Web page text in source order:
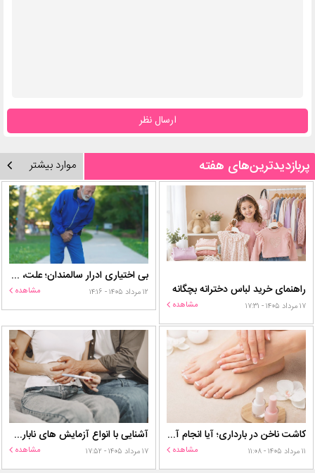
ارسال نظر
پربازدیدترین‌های هفته موارد بیشتر
راهنمای خرید لباس دخترانه بچگانه
۱۷ مرداد ۱۴۰۵ - ۱۷:۳۱ مشاهده
بی اختیاری ادرار سالمندان؛ علت، درمان و روش‌های کنترل در منزل
۱۲ مرداد ۱۴۰۵ - ۱۴:۱۶ مشاهده
کاشت ناخن در بارداری؛ آیا انجام آن برای مادر و جنین خطر دارد؟
۱۱ مرداد ۱۴۰۵ - ۱۱:۰۸ مشاهده
آشنایی با انواع آزمایش های ناباروری
۱۷ مرداد ۱۴۰۵ - ۱۷:۵۲ مشاهده